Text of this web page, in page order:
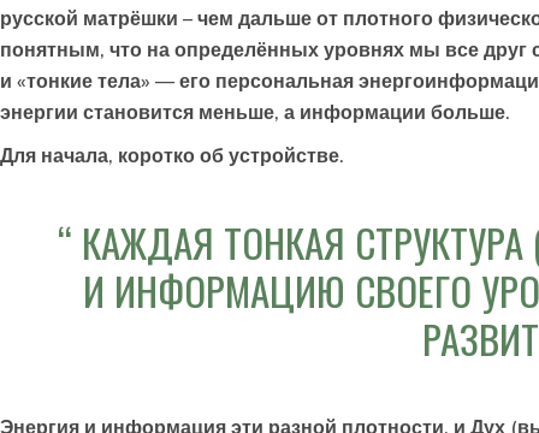
русской матрёшки – чем дальше от плотного
понятным, что на определённых уровнях мы все друг
и «тонкие тела» — его персональная
энергии становится меньше, а информации больше.
Для начала, коротко об устройстве.
КАЖДАЯ ТОНКАЯ
И ИНФОРМАЦИЮ СВОЕГО
Энергия и информация эти разной плотности, и Дух